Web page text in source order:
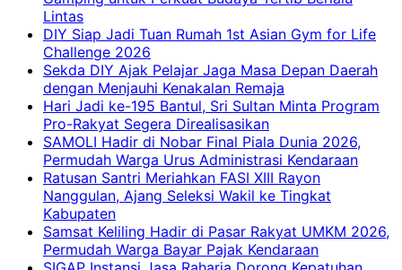
Lintas
DIY Siap Jadi Tuan Rumah 1st Asian Gym for Life
Challenge 2026
Sekda DIY Ajak Pelajar Jaga Masa Depan Daerah
dengan Menjauhi Kenakalan Remaja
Hari Jadi ke-195 Bantul, Sri Sultan Minta Program
Pro-Rakyat Segera Direalisasikan
SAMOLI Hadir di Nobar Final Piala Dunia 2026,
Permudah Warga Urus Administrasi Kendaraan
Ratusan Santri Meriahkan FASI XIII Rayon
Nanggulan, Ajang Seleksi Wakil ke Tingkat
Kabupaten
Samsat Keliling Hadir di Pasar Rakyat UMKM 2026,
Permudah Warga Bayar Pajak Kendaraan